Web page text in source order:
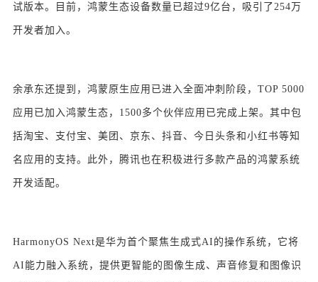
试版本。目前，鸿蒙生态设备数量已超过9亿台，吸引了254万
开发者加入。
余承东还提到，鸿蒙原生应用已进入全面冲刺阶段，TOP 5000
应用已加入鸿蒙生态，1500多个伙伴应用已完成上架。其中包
括淘宝、支付宝、美团、京东、抖音、今日头条和小红书等知
名应用的支持。此外，腾讯也在积极进行多款产品的鸿蒙系统
开发适配。
HarmonyOS Next是华为首个聚焦生成式AI的操作系统，它将
AI能力融入系统，提供更智能的图像生成、声音修复和图像识